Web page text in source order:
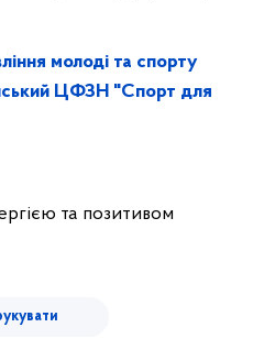
молоді та спорту
ЦФЗН "Спорт для
та позитивом